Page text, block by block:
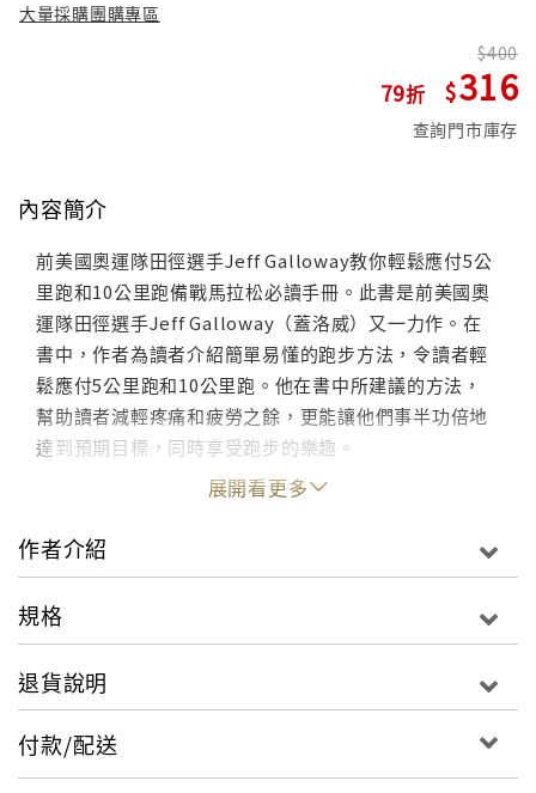
大量採購團購專區
79
400
316
查詢門市庫存
內容簡介
前美國奧運隊田徑選手Jeff Galloway教你輕鬆應付5公
里跑和10公里跑備戰馬拉松必讀手冊。此書是前美國奧
運隊田徑選手Jeff Galloway（蓋洛威）又一力作。在
書中，作者為讀者介紹簡單易懂的跑步方法，令讀者輕
鬆應付5公里跑和10公里跑。他在書中所建議的方法，
幫助讀者減輕疼痛和疲勞之餘，更能讓他們事半功倍地
達到預期目標，同時享受跑步的樂趣。
展開看更多
作者介紹
規格
退貨說明
付款/配送